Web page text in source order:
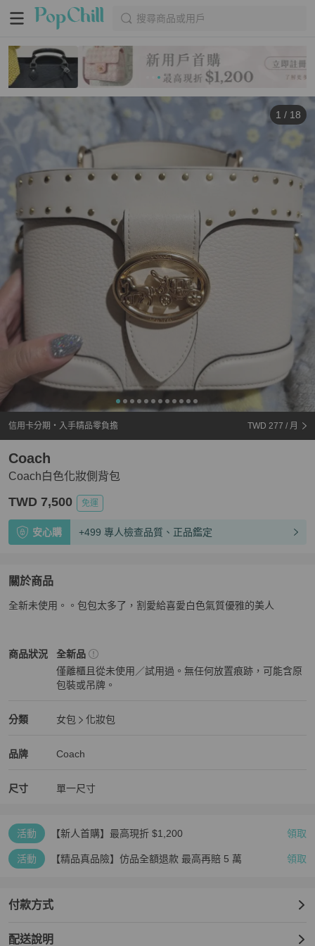
搜尋商品或用戶
1 / 18
信用卡分期・入手精品零負擔 TWD 277 / 月
Coach白色化妝側背包
Coach
TWD 7,500 免運
安心購 +499 專人檢查品質、正品鑑定
關於商品
關於Coach白色化妝側背包商品詳情與購買須知
全新未使用。。包包太多了，割愛給喜愛白色氣質優雅的美人
商品狀況
Coach女包 商品狀態與細節
全新品
僅離櫃且從未使用／試用過。無任何放置痕跡，可能含原
包裝或吊牌。
分類
Coach 分類資訊
女包
化妝包
品牌
Coach 女包品牌介紹
Coach
Coach 推薦清單
尺寸 單一尺寸
活動 【新人首購】最高現折 $1,200 領取
活動 【精品真品險】仿品全額退款 最高再賠 5 萬 領取
付款方式
配送說明